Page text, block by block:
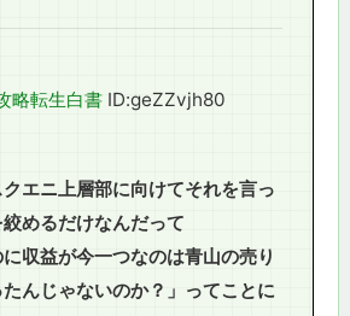
略転生白書 ID:geZZvjh80
エニ上層部に向けてそれを言っ
めるだけなんだって
に収益が今一つなのは青山の売り
んじゃないのか？」ってことに